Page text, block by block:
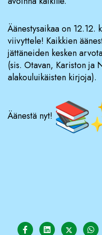
Äänestysaikaa on 12.12.
viivyttele! Kaikkien
jättäneiden kesken
(sis. Otavan, Kariston ja
alakouluikäisten kirjoja).
Äänestä nyt!
Share on Facebook
Share onShare